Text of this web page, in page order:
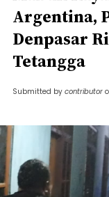
Argentina,
Denpasar
Tetangga
Submitted by contributor